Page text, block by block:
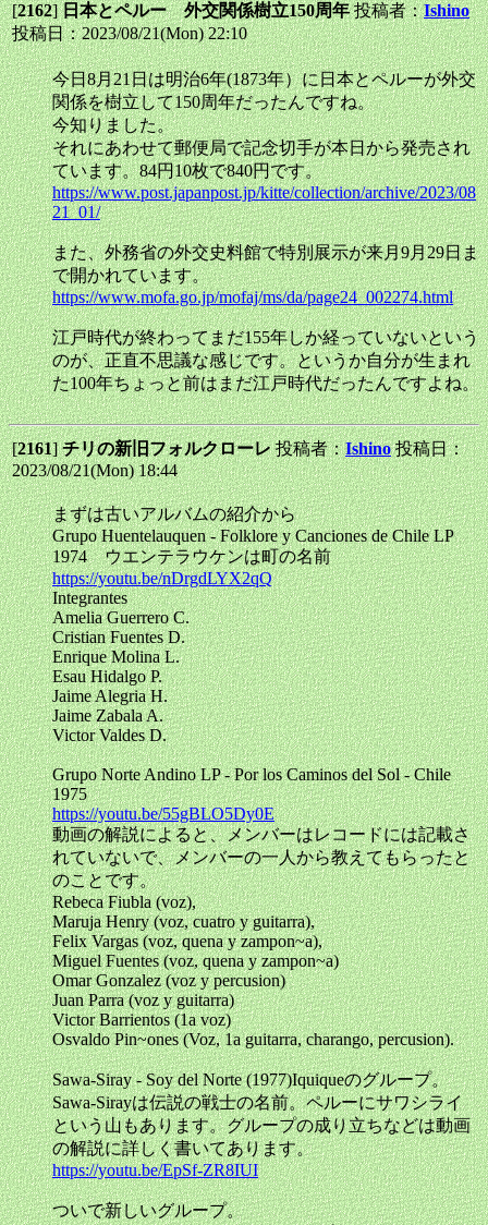
[2162]日本とペルー 外交関係樹立150周年投稿者：Ishino
投稿日：2023/08/21(Mon) 22:10
今日8月21日は明治6年(1873年）に日本とペルーが外交
関係を樹立して150周年だったんですね。
今知りました。
それにあわせて郵便局で記念切手が本日から発売され
ています。84円10枚で840円です。
https://www.post.japanpost.jp/kitte/collection/archive/2023/08
21_01/
また、外務省の外交史料館で特別展示が来月9月29日ま
で開かれています。
https://www.mofa.go.jp/mofaj/ms/da/page24_002274.html
江戸時代が終わってまだ155年しか経っていないという
のが、正直不思議な感じです。というか自分が生まれ
た100年ちょっと前はまだ江戸時代だったんですよね。
[2161]チリの新旧フォルクローレ投稿者：Ishino 投稿日：
2023/08/21(Mon) 18:44
まずは古いアルバムの紹介から
Grupo Huentelauquen - Folklore y Canciones de Chile LP
1974 ウエンテラウケンは町の名前
https://youtu.be/nDrgdLYX2qQ
Integrantes
Amelia Guerrero C.
Cristian Fuentes D.
Enrique Molina L.
Esau Hidalgo P.
Jaime Alegria H.
Jaime Zabala A.
Victor Valdes D.
Grupo Norte Andino LP - Por los Caminos del Sol - Chile
1975
https://youtu.be/55gBLO5Dy0E
動画の解説によると、メンバーはレコードには記載さ
れていないで、メンバーの一人から教えてもらったと
のことです。
Rebeca Fiubla (voz),
Maruja Henry (voz, cuatro y guitarra),
Felix Vargas (voz, quena y zampon~a),
Miguel Fuentes (voz, quena y zampon~a)
Omar Gonzalez (voz y percusion)
Juan Parra (voz y guitarra)
Victor Barrientos (1a voz)
Osvaldo Pin~ones (Voz, 1a guitarra, charango, percusion).
Sawa-Siray - Soy del Norte (1977)Iquiqueのグループ。
Sawa-Sirayは伝説の戦士の名前。ペルーにサワシライ
という山もあります。グループの成り立ちなどは動画
の解説に詳しく書いてあります。
https://youtu.be/EpSf-ZR8IUI
ついで新しいグループ。